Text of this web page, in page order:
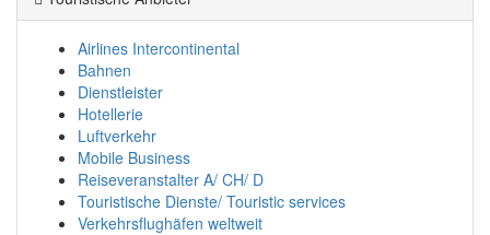
Airlines Intercontinental
Bahnen
Dienstleister
Hotellerie
Luftverkehr
Mobile Business
Reiseveranstalter A/ CH/ D
Touristische Dienste/ Touristic services
Verkehrsflughäfen weltweit